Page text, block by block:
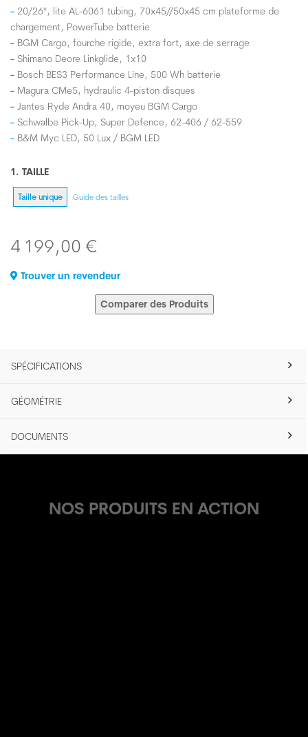
20/26", lite AL-6061 tubing, 70x45//50x45 cm plateforme de
chargement, PowerTube batterie
BGM Cargo, fourche rigide, extra fort, axe de serrage
Shimano Deore Linkglide, 1x10
Bosch BES3 Performance Line, 500 Wh batterie
Magura CMe5, hydraulic 4-piston disques
Jantes Ryde Andra 40, moyeu BGM Cargo
Schwalbe Pick-Up, Super Defence, 62-406 / 62-559
B&M Myc LED, 50 Lux / BGM LED
1. TAILLE
Taille unique Guide des tailles
4 199,00 €
Trouver un revendeur
Comparer des Produits
SPÉCIFICATIONS
GÉOMÉTRIE
DOCUMENTS
NOS PRODUITS EN ACTION